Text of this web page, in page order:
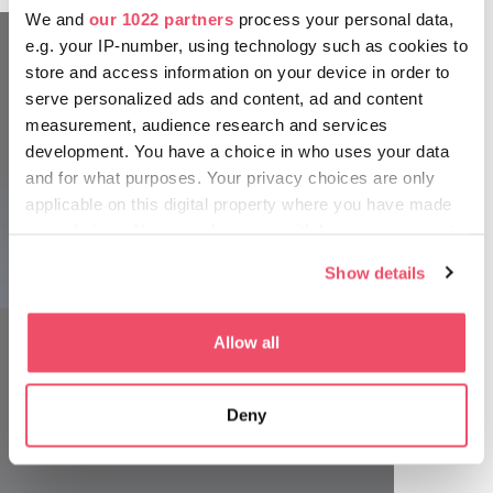
We and our 1022 partners process your personal data,
e.g. your IP-number, using technology such as cookies to
store and access information on your device in order to
serve personalized ads and content, ad and content
measurement, audience research and services
development. You have a choice in who uses your data
and for what purposes. Your privacy choices are only
applicable on this digital property where you have made
If you allow, we would also like to:
which can be accurate to within several meters
Identify your device by actively scanning it for
specific characteristics (fingerprinting)
Show details
Allow all
Deny
Päť zaujímavých faktov o Námestí